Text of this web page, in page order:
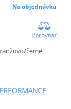
Na objednávku
Porovnať
černé